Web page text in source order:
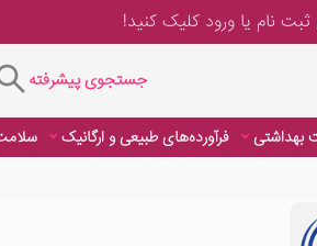
ثبت نام یا ورودکلیک کنید!
جستجوی پیشرفته
بهداشتی فرآورده‌های طبیعی و ارگانیک